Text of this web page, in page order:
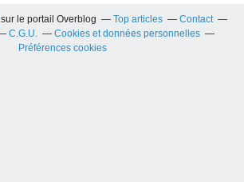
sur le portail Overblog Top articles
Contact
C.G.U.
Cookies et données personnelles
Préférences cookies